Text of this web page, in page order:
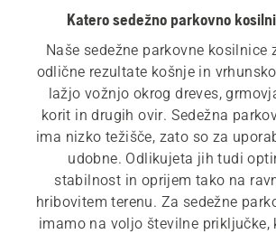
Katero sedežno parkovno
Naše sedežne parkovne kosilnice
odlične rezultate košnje in
lažjo vožnjo okrog dreves,
korit in drugih ovir. Sedežna
ima nizko težišče, zato so za
udobne. Odlikujeta jih tudi
stabilnost in oprijem tako na
hribovitem terenu. Za sedežne
imamo na voljo številne priključke,